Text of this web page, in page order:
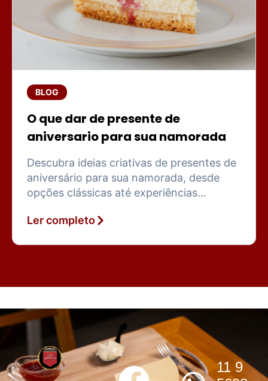
BLOG
O que dar de presente de
aniversario para sua namorada
Descubra ideias criativas de presentes de
aniversário para sua namorada, desde
opções clássicas até experiências
sofisticadas.
Ler completo
11 9